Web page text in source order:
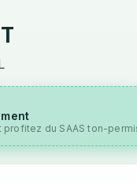
du SAAS ton-